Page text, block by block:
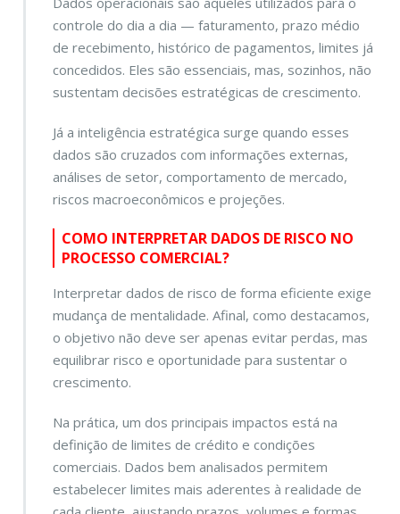
controle do dia a dia — faturamento, prazo médio
de recebimento, histórico de pagamentos, limites já
concedidos. Eles são essenciais, mas, sozinhos, não
sustentam decisões estratégicas de crescimento.
Já a inteligência estratégica surge quando esses
dados são cruzados com informações externas,
análises de setor, comportamento de mercado,
riscos macroeconômicos e projeções.
COMO INTERPRETAR DADOS DE RISCO NO
PROCESSO COMERCIAL?
Interpretar dados de risco de forma eficiente exige
mudança de mentalidade. Afinal, como destacamos,
o objetivo não deve ser apenas evitar perdas, mas
equilibrar risco e oportunidade para sustentar o
crescimento.
Na prática, um dos principais impactos está na
definição de limites de crédito e condições
comerciais. Dados bem analisados permitem
estabelecer limites mais aderentes à realidade de